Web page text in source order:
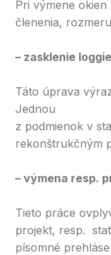
Pri výmene
členenia,
– zasklenie
Táto úprava
Jednou
z podmienok v
rekonštrukčným
– výmena resp.
Tieto práce
projekt, resp.
písomné